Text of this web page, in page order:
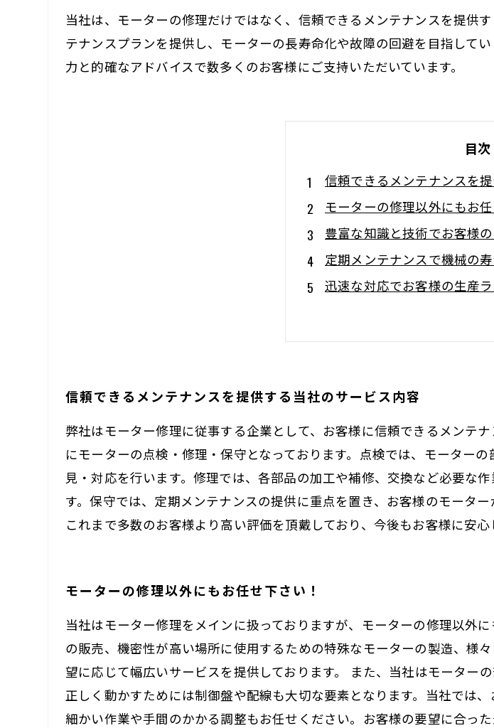
当社は、モーターの修理だけではなく、信頼できるメンテナンスを提供
テナンスプランを提供し、モーターの長寿命化や故障の回避を目指して
力と的確なアドバイスで数多くのお客様にご支持いただいています。
目次
信頼できるメンテナンスを
モーターの修理以外にもお任
豊富な知識と技術でお客様
定期メンテナンスで機械の
迅速な対応でお客様の生産
信頼できるメンテナンスを提供する当社のサービス内容
弊社はモーター修理に従事する企業として、お客様に信頼できるメンテ
にモーターの点検・修理・保守となっております。点検では、モーター
見・対応を行います。修理では、各部品の加工や補修、交換など必要な
す。保守では、定期メンテナンスの提供に重点を置き、お客様のモータ
これまで多数のお客様より高い評価を頂戴しており、今後もお客様に安
モーターの修理以外にもお任せ下さい！
当社はモーター修理をメインに扱っておりますが、モーターの修理以外
の販売、機密性が高い場所に使用するための特殊なモーターの製造、様
望に応じて幅広いサービスを提供しております。 また、当社はモーター
正しく動かすためには制御盤や配線も大切な要素となります。当社では
細かい作業や手間のかかる調整もお任せください。お客様の要望に合っ